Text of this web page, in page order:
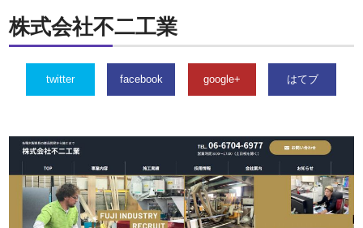
株式会社不二工業
twitter facebook google+ はてブ